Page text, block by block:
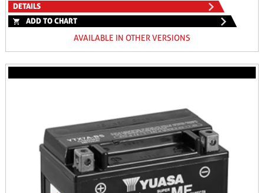
DETAILS
ADD TO CHART
AVAILABLE IN OTHER VERSIONS